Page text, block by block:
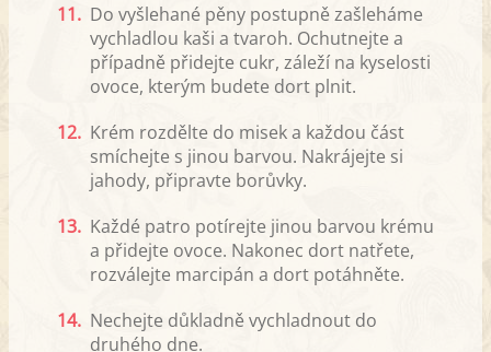
11. Do vyšlehané pěny postupně zašleháme
vychladlou kaši a tvaroh. Ochutnejte a
případně přidejte cukr, záleží na kyselosti
ovoce, kterým budete dort plnit.
12. Krém rozdělte do misek a každou část
smíchejte s jinou barvou. Nakrájejte si
jahody, připravte borůvky.
13. Každé patro potírejte jinou barvou krému
a přidejte ovoce. Nakonec dort natřete,
rozválejte marcipán a dort potáhněte.
14. Nechejte důkladně vychladnout do
druhého dne.